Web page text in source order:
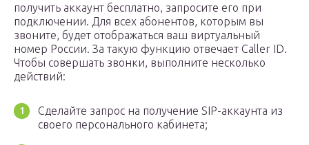
получить аккаунт бесплатно, запросите его при
подключении. Для всех абонентов, которым вы
звоните, будет отображаться ваш виртуальный
номер России. За такую функцию отвечает Caller ID.
Чтобы совершать звонки, выполните несколько
действий:
Сделайте запрос на получение SIP-аккаунта из
своего персонального кабинета;